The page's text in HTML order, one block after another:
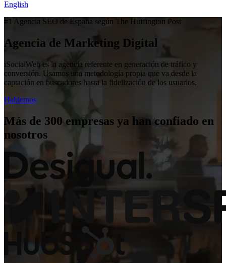
English
#1 Agencia SEO de España según The Huffington Post
Agencia de Marketing Digital
iSocialWeb es la agencia referente en generación de tráfico y
conversión. Usamos una metodología propia que va desde la
captación en buscadores hasta la fidelización de los usuarios.
Hablemos
Más de 300 empresas ya han confiado en
nosotros